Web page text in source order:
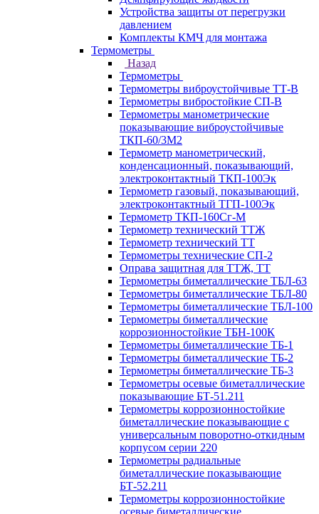
Устройства защиты от перегрузки
давлением
Комплекты КМЧ для монтажа
Термометры
Назад
Термометры
Термометры виброустойчивые ТТ-В
Термометры вибростойкие СП-В
Термометры манометрические
показывающие виброустойчивые
ТКП-60/3М2
Термометр манометрический,
конденсационный, показывающий,
электроконтактный ТКП-100Эк
Термометр газовый, показывающий,
электроконтактный ТГП-100Эк
Термометр ТКП-160Сг-М
Термометр технический ТТЖ
Термометр технический ТТ
Термометры технические СП-2
Оправа защитная для ТТЖ, ТТ
Термометры биметаллические ТБЛ-63
Термометры биметаллические ТБЛ-80
Термометры биметаллические ТБЛ-100
Термометры биметаллические
коррозионностойкие ТБН-100К
Термометры биметаллические ТБ-1
Термометры биметаллические ТБ-2
Термометры биметаллические ТБ-3
Термометры осевые биметаллические
показывающие БТ-51.211
Термометры коррозионностойкие
биметаллические показывающие с
универсальным поворотно-откидным
корпусом серии 220
Термометры радиальные
биметаллические показывающие
БТ-52.211
Термометры коррозионностойкие
осевые биметаллические